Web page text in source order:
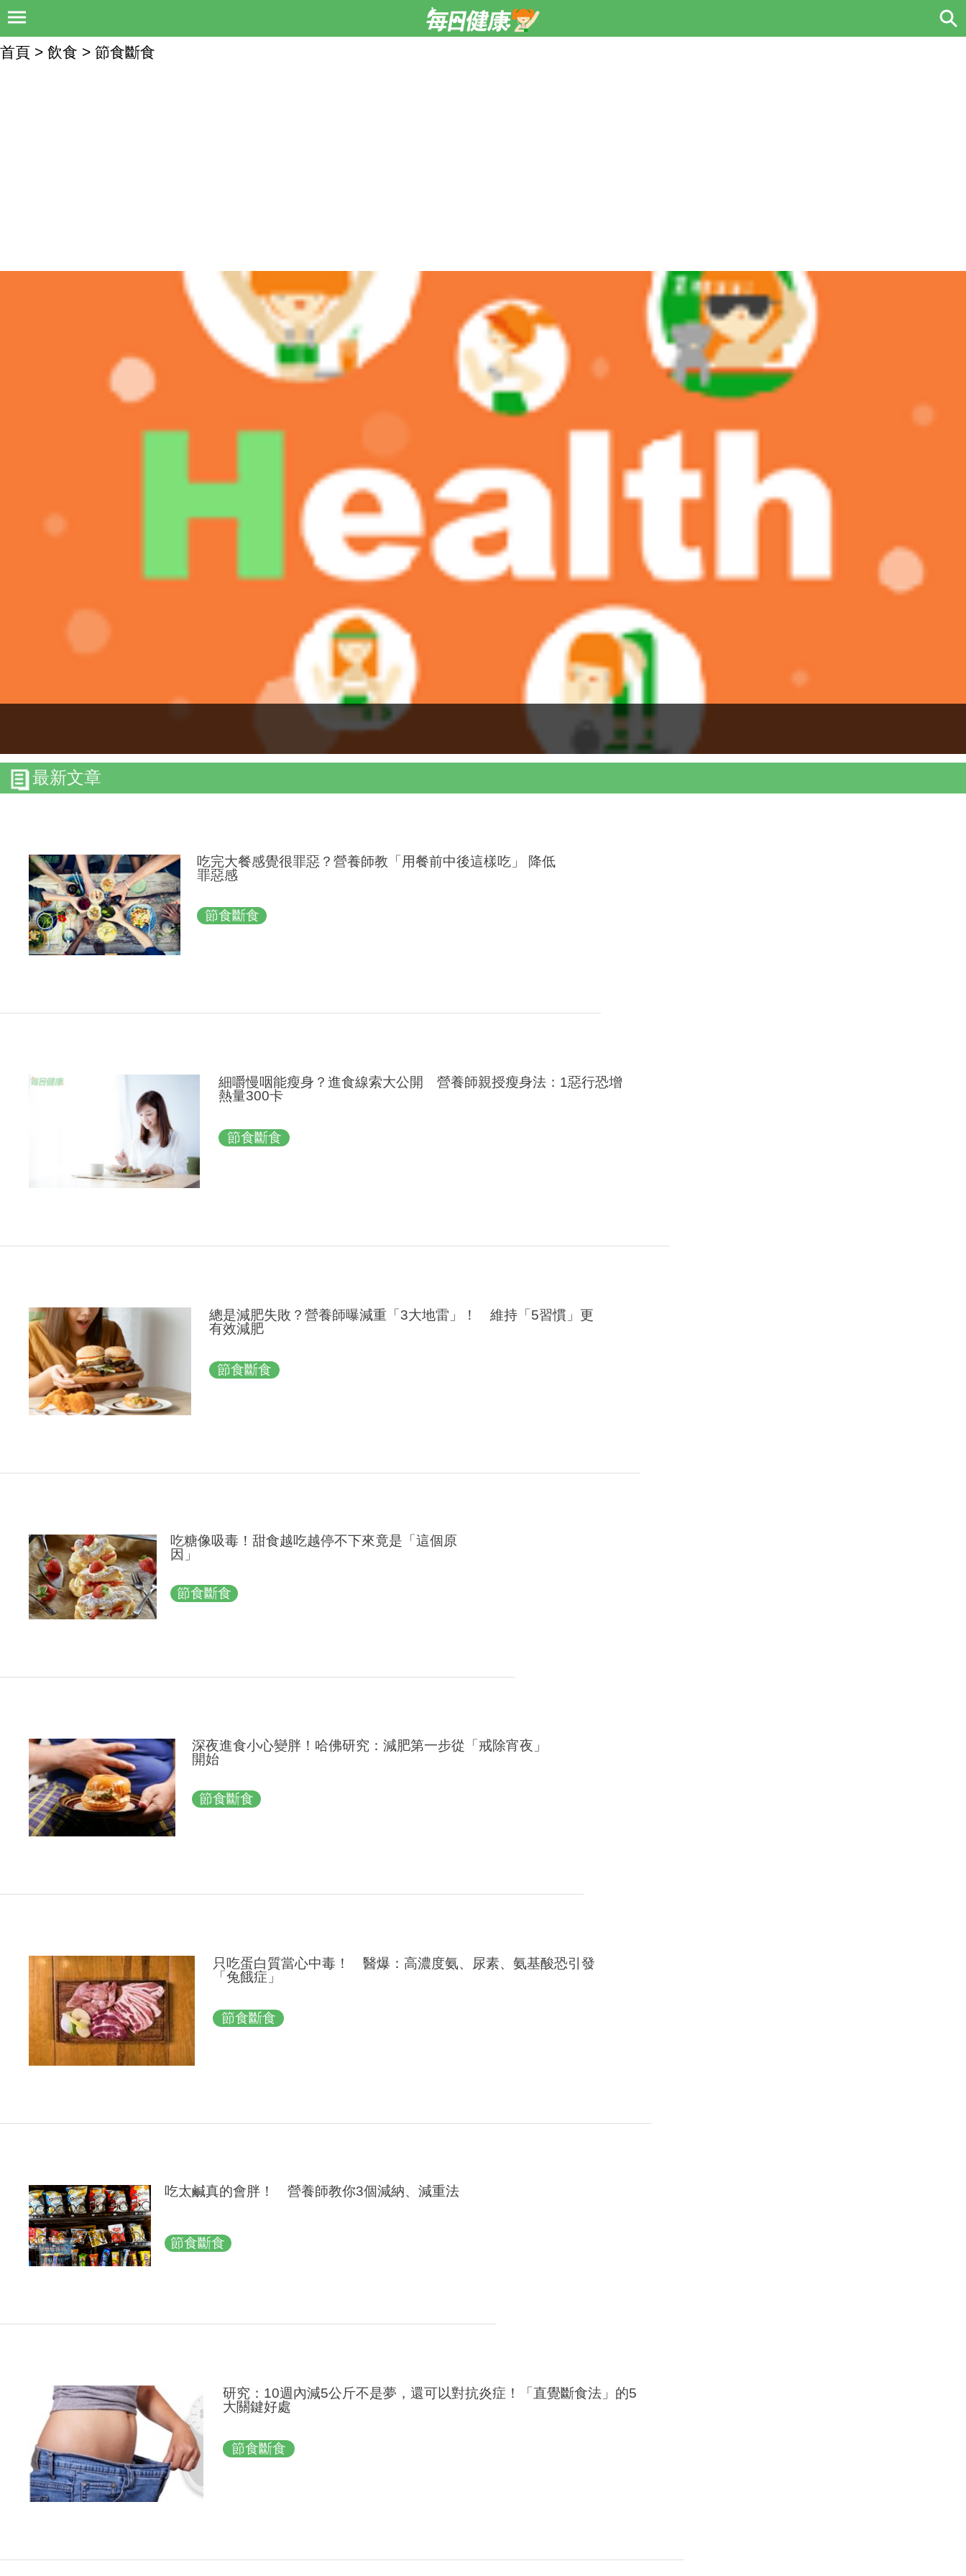
首頁 > 飲食 > 節食斷食
最新文章
吃完大餐感覺很罪惡？營養師教「用餐前中後這樣吃」 降低
罪惡感
節食斷食
細嚼慢咽能瘦身？進食線索大公開 營養師親授瘦身法：1惡行恐增
熱量300卡
節食斷食
總是減肥失敗？營養師曝減重「3大地雷」！ 維持「5習慣」更
有效減肥
節食斷食
吃糖像吸毒！甜食越吃越停不下來竟是「這個原
因」
節食斷食
深夜進食小心變胖！哈佛研究：減肥第一步從「戒除宵夜」
開始
節食斷食
只吃蛋白質當心中毒！ 醫爆：高濃度氨、尿素、氨基酸恐引發
「兔餓症」
節食斷食
吃太鹹真的會胖！ 營養師教你3個減納、減重法
節食斷食
研究：10週內減5公斤不是夢，還可以對抗炎症！「直覺斷食法」的5
大關鍵好處
節食斷食